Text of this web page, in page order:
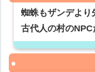
蜘蛛もザンデより
古代人の村の